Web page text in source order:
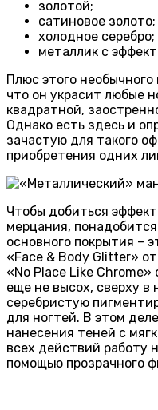
золотой;
сатиновое золото;
холодное серебро;
металлик с
Плюс этого
что он украсит любые
квадратной,
Однако есть здесь и
зачастую для такого
приобретения одних
Чтобы добиться
мерцания,
основного покрытия –
«Face & Body Glitter»
«No Place Like Chrome»
еще не высох, сверху в
серебристую
для ногтей. В этом
нанесения теней с
всех действий работу
помощью прозрачного